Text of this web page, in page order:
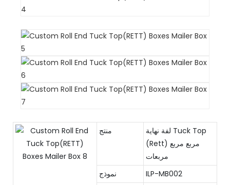
منتج
لفة نهاية Tuck Top
(Rett) مربع مربع
مربعات
نموذج
ILP-MB002